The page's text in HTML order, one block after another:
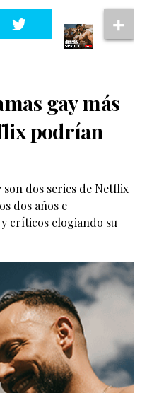
gay más
podrían
son dos series de Netflix
dos años e
críticos elogiando su